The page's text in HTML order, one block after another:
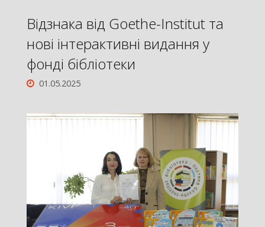
Відзнака від Goethe-Institut та
нові інтерактивні видання у
фонді бібліотеки
01.05.2025